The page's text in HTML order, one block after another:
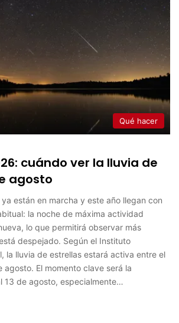
Qué hacer
cuándo ver la lluvia de
agosto
están en marcha y este año llegan con
la noche de máxima actividad
lo que permitirá observar más
despejado. Según el Instituto
la lluvia de estrellas estará activa entre el
agosto. El momento clave será la
13 de agosto, especialmente…